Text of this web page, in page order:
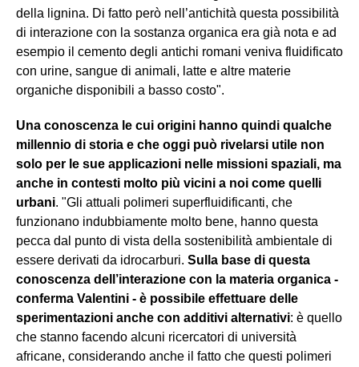
della lignina. Di fatto però nell’antichità questa possibilità
di interazione con la sostanza organica era già nota e ad
esempio il cemento degli antichi romani veniva fluidificato
con urine, sangue di animali, latte e altre materie
organiche disponibili a basso costo".
Una conoscenza le cui origini hanno quindi qualche
millennio di storia e che oggi può rivelarsi utile non
solo per le sue applicazioni nelle missioni spaziali, ma
anche in contesti molto più vicini a noi come quelli
urbani. "Gli attuali polimeri superfluidificanti, che
funzionano indubbiamente molto bene, hanno questa
pecca dal punto di vista della sostenibilità ambientale di
essere derivati da idrocarburi. Sulla base di questa
conoscenza dell’interazione con la materia organica -
conferma Valentini - è possibile effettuare delle
sperimentazioni anche con additivi alternativi: è quello
che stanno facendo alcuni ricercatori di università
africane, considerando anche il fatto che questi polimeri